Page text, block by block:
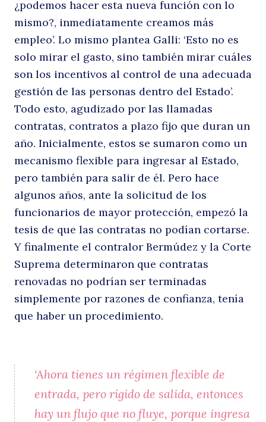
¿podemos hacer esta nueva función con lo
mismo?, inmediatamente creamos más
empleo’. Lo mismo plantea Galli: ‘Esto no es
solo mirar el gasto, sino también mirar cuáles
son los incentivos al control de una adecuada
gestión de las personas dentro del Estado’.
Todo esto, agudizado por las llamadas
contratas, contratos a plazo fijo que duran un
año. Inicialmente, estos se sumaron como un
mecanismo flexible para ingresar al Estado,
pero también para salir de él. Pero hace
algunos años, ante la solicitud de los
funcionarios de mayor protección, empezó la
tesis de que las contratas no podían cortarse.
Y finalmente el contralor Bermúdez y la Corte
Suprema determinaron que contratas
renovadas no podrían ser terminadas
simplemente por razones de confianza, tenía
que haber un procedimiento.
‘Ahora tienes un régimen flexible de
entrada, pero rígido de salida, entonces
hay un flujo que no fluye, porque ingresa